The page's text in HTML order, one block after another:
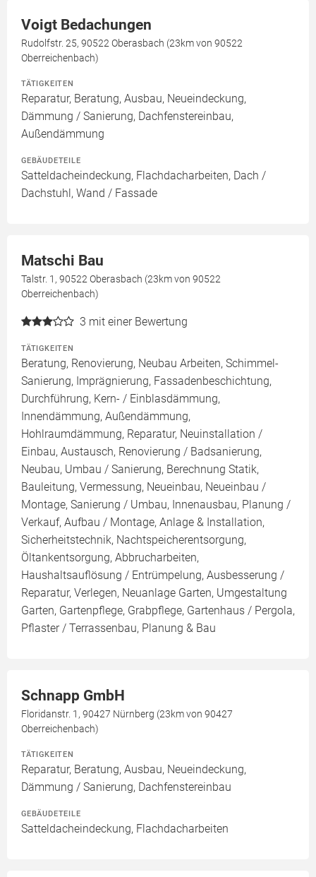
Voigt Bedachungen
Rudolfstr. 25, 90522 Oberasbach (23km von 90522
Oberreichenbach)
TÄTIGKEITEN
Reparatur, Beratung, Ausbau, Neueindeckung,
Dämmung / Sanierung, Dachfenstereinbau,
Außendämmung
GEBÄUDETEILE
Satteldacheindeckung, Flachdacharbeiten, Dach /
Dachstuhl, Wand / Fassade
Matschi Bau
Talstr. 1, 90522 Oberasbach (23km von 90522
Oberreichenbach)
3 mit einer Bewertung
TÄTIGKEITEN
Beratung, Renovierung, Neubau Arbeiten, Schimmel-
Sanierung, Imprägnierung, Fassadenbeschichtung,
Durchführung, Kern- / Einblasdämmung,
Innendämmung, Außendämmung,
Hohlraumdämmung, Reparatur, Neuinstallation /
Einbau, Austausch, Renovierung / Badsanierung,
Neubau, Umbau / Sanierung, Berechnung Statik,
Bauleitung, Vermessung, Neueinbau, Neueinbau /
Montage, Sanierung / Umbau, Innenausbau, Planung /
Verkauf, Aufbau / Montage, Anlage & Installation,
Sicherheitstechnik, Nachtspeicherentsorgung,
Öltankentsorgung, Abbrucharbeiten,
Haushaltsauflösung / Entrümpelung, Ausbesserung /
Reparatur, Verlegen, Neuanlage Garten, Umgestaltung
Garten, Gartenpflege, Grabpflege, Gartenhaus / Pergola,
Pflaster / Terrassenbau, Planung & Bau
Schnapp GmbH
Floridanstr. 1, 90427 Nürnberg (23km von 90427
Oberreichenbach)
TÄTIGKEITEN
Reparatur, Beratung, Ausbau, Neueindeckung,
Dämmung / Sanierung, Dachfenstereinbau
GEBÄUDETEILE
Satteldacheindeckung, Flachdacharbeiten